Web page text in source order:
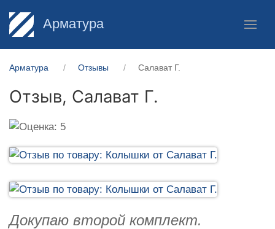
Арматура
Арматура Отзывы Салават Г.
Отзыв, Салават Г.
Докупаю второй комплект.